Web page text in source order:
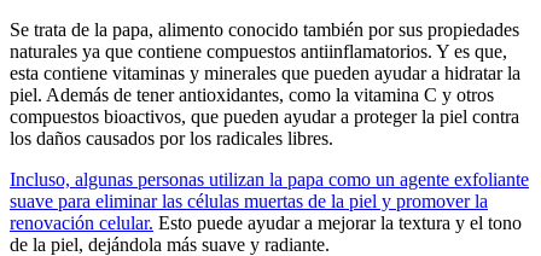
Se trata de la papa, alimento conocido también por sus propiedades
naturales ya que contiene compuestos antiinflamatorios. Y es que,
esta contiene vitaminas y minerales que pueden ayudar a hidratar la
piel. Además de tener antioxidantes, como la vitamina C y otros
compuestos bioactivos, que pueden ayudar a proteger la piel contra
los daños causados por los radicales libres.
Incluso, algunas personas utilizan la papa como un agente exfoliante
suave para eliminar las células muertas de la piel y promover la
renovación celular. Esto puede ayudar a mejorar la textura y el tono
de la piel, dejándola más suave y radiante.